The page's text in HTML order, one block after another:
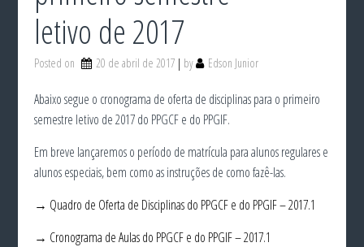
letivo de 2017
Posted on 20 de abril de 2017 by Edson Junior
Abaixo segue o cronograma de oferta de disciplinas para o primeiro
semestre letivo de 2017 do PPGCF e do PPGIF.
Em breve lançaremos o período de matrícula para alunos regulares e
alunos especiais, bem como as instruções de como fazê-las.
→ Quadro de Oferta de Disciplinas do PPGCF e do PPGIF – 2017.1
→ Cronograma de Aulas do PPGCF e do PPGIF – 2017.1